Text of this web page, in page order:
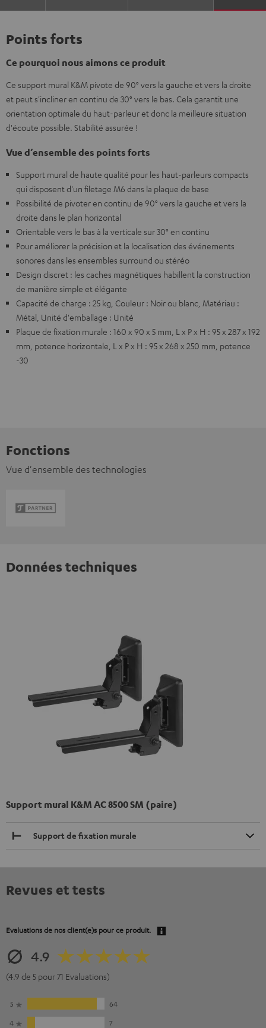
Points forts
Ce pourquoi nous aimons ce produit
Ce support mural K&M pivote de 90° vers la gauche et vers la droite
et peut s'incliner en continu de 30° vers le bas. Cela garantit une
orientation optimale du haut-parleur et donc la meilleure situation
d'écoute possible. Stabilité assurée !
Vue d’ensemble des points forts
Support mural de haute qualité pour les haut-parleurs compacts
qui disposent d'un filetage M6 dans la plaque de base
Possibilité de pivoter en continu de 90° vers la gauche et vers la
droite dans le plan horizontal
Orientable vers le bas à la verticale sur 30° en continu
Pour améliorer la précision et la localisation des événements
sonores dans les ensembles surround ou stéréo
Design discret : les caches magnétiques habillent la construction
de manière simple et élégante
Capacité de charge : 25 kg, Couleur : Noir ou blanc, Matériau :
Métal, Unité d'emballage : Unité
Plaque de fixation murale : 160 x 90 x 5 mm, L x P x H : 95 x 287 x 192
mm, potence horizontale, L x P x H : 95 x 268 x 250 mm, potence
-30
Fonctions
Vue d'ensemble des technologies
Données techniques
Support mural K&M AC 8500 SM (paire)
Support de fixation murale
Revues et tests
Evaluations de nos client(e)s pour ce produit.
4.9
(4.9 de 5 pour 71 Evaluations)
5
64
4
7